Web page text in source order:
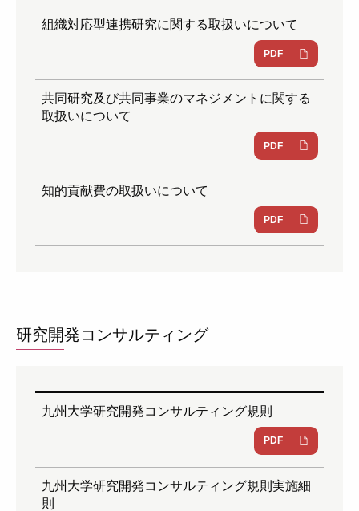
組織対応型連携研究に関する取扱いについて
PDF
共同研究及び共同事業のマネジメントに関する
取扱いについて
PDF
知的貢献費の取扱いについて
PDF
研究開発コンサルティング
九州大学研究開発コンサルティング規則
PDF
九州大学研究開発コンサルティング規則実施細
則